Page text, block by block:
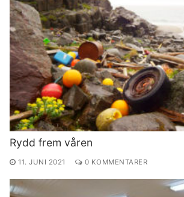
Rydd frem våren
11. JUNI 2021 0 KOMMENTARER